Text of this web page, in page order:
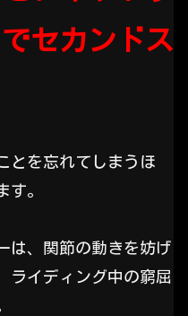
セカンドス
とを忘れてしまうほ
す。
は、関節の動きを妨げ
ライディング中の窮屈